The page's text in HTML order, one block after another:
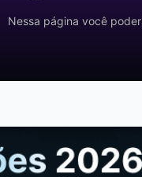
Nessa página você